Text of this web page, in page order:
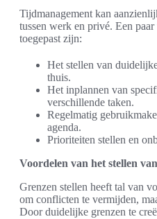
Tijdmanagement kan
tussen werk en privé. Een
toegepast zijn:
Het stellen van
thuis.
Het inplannen van
verschillende taken.
Regelmatig
agenda.
Prioriteiten stellen en
Voordelen van het stellen
Grenzen stellen heeft tal van
om conflicten te vermijden,
Door duidelijke grenzen te